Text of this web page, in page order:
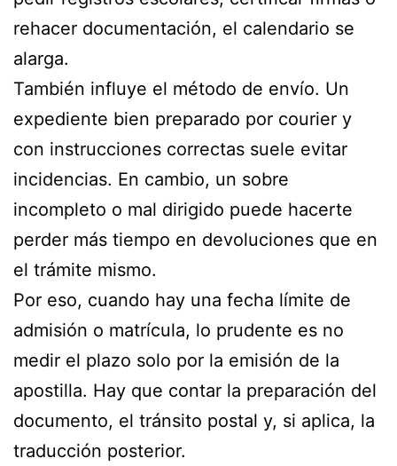
rehacer documentación, el calendario se
alarga.
También influye el método de envío. Un
expediente bien preparado por courier y
con instrucciones correctas suele evitar
incidencias. En cambio, un sobre
incompleto o mal dirigido puede hacerte
perder más tiempo en devoluciones que en
el trámite mismo.
Por eso, cuando hay una fecha límite de
admisión o matrícula, lo prudente es no
medir el plazo solo por la emisión de la
apostilla. Hay que contar la preparación del
documento, el tránsito postal y, si aplica, la
traducción posterior.